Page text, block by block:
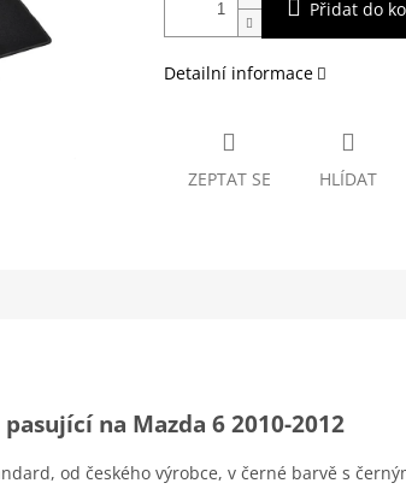
Přidat do
Detailní informace
ZEPTAT SE HLÍDAT
na Mazda 6 2010-2012
od českého výrobce, v černé barvě s